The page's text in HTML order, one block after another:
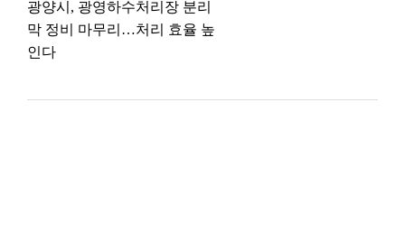
광양시, 광영하수처리장 분리
막 정비 마무리…처리 효율 높
인다